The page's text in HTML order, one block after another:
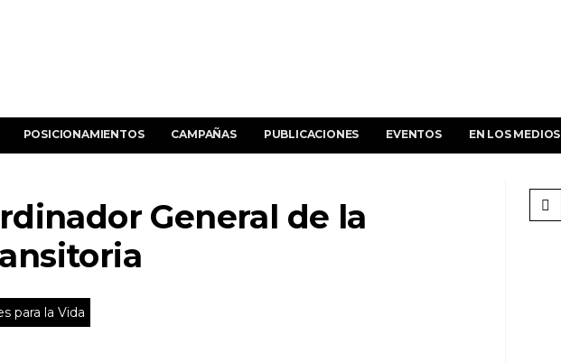
POSICIONAMIENTOS CAMPAÑAS PUBLICACIONES EVENTOS EN LOS MEDIOS
General de la
para la Vida